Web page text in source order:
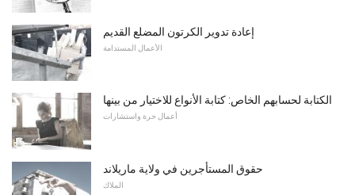
إعادة تدوير الكرتون المضلع القديم
الأعمال المستدامة
الكتابة لحسابهم الخاص: كتابة الأنواع للاختيار من بينها
أعمال حرة واستشارات
حقوق المستأجرين في ولاية ماريلاند
الملاك